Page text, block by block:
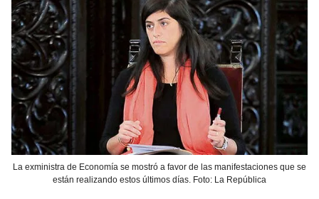
La exministra de Economía se mostró a favor de las manifestaciones que se
están realizando estos últimos días. Foto: La República